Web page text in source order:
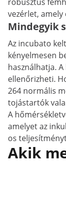
vezérlet,
Mindegyik
Az incubato
kényelmesen
használhatja.
ellenőrizheti.
264 normális
tojástartók
A
amelyet az
os
Akik